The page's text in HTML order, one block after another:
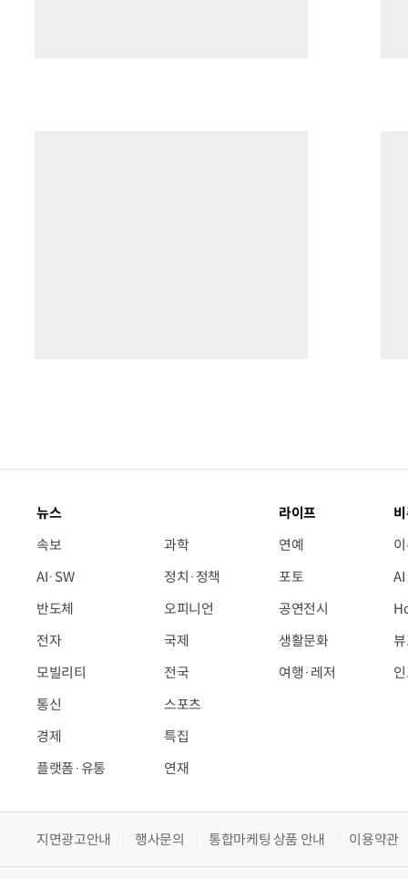
뉴스
속보
AI·SW
반도체
전자
모빌리티
통신
경제
플랫폼·유통
과학
정치·정책
오피니언
국제
전국
스포츠
특집
연재
라이프
연예
포토
공연전시
생활문화
여행·레저
지면광고안내 행사문의 통합마케팅 상품 안내 이용약관